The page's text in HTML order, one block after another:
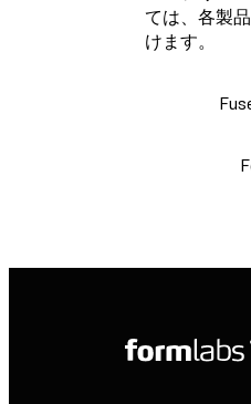
ては、各製
けます。